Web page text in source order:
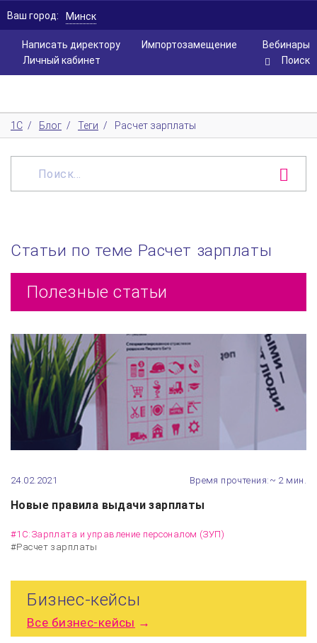
Написать директору Вебинары
Импортозамещение
Личный кабинет
Ваш город: Минск
Поиск
1С / Блог / Теги / Расчет зарплаты
Статьи по теме Расчет зарплаты
Полезные статьи
24.02.2021 Время прочтения:~ 2 мин.
Новые правила выдачи зарплаты
#1С:Зарплата и управление персоналом (ЗУП)
#Расчет зарплаты
Бизнес-кейсы
Все бизнес-кейсы →